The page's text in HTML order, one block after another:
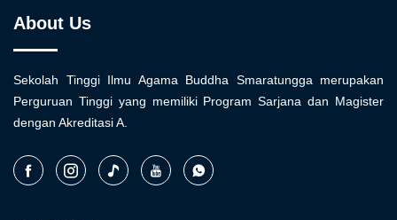
About Us
Sekolah Tinggi Ilmu Agama Buddha Smaratungga merupakan
Perguruan Tinggi yang memiliki Program Sarjana dan Magister
dengan Akreditasi A.